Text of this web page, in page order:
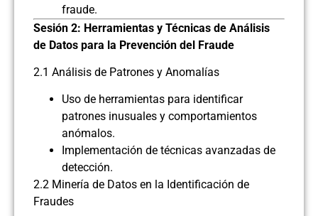
fraude.
Sesión 2: Herramientas y Técnicas de Análisis
de Datos para la Prevención del Fraude
2.1 Análisis de Patrones y Anomalías
Uso de herramientas para identificar
patrones inusuales y comportamientos
anómalos.
Implementación de técnicas avanzadas de
detección.
2.2 Minería de Datos en la Identificación de
Fraudes